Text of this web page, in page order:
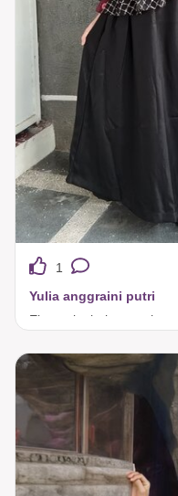
1
Yulia anggraini putri